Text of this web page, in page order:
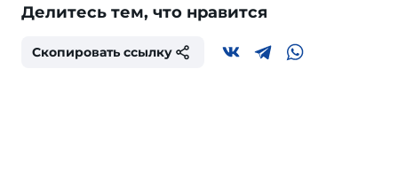
Делитесь тем, что нравится
Скопировать ссылку